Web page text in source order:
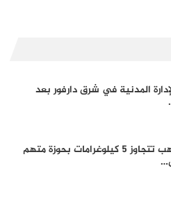
المدنية في شرق دارفور بعد
ضبط سبائك ذهب تتجاوز 5 كيلوغرامات بحوزة متهم